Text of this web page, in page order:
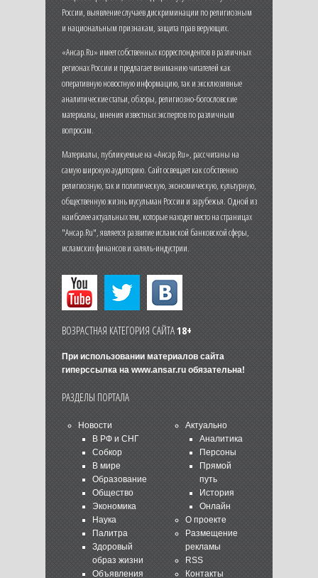
России, выявление случаев дискриминации по религиозным
и национальным признакам, защита прав верующих.
«Ансар.Ru» имеет собственных корреспондентов в различных
регионах России и предлагает вниманию читателей как
оперативную новостную информацию, так и эксклюзивные
аналитические статьи, обзоры, религиозно-богословские
материалы, мнения известных экспертов по различным
вопросам.
Материалы, публикуемые на «Ансар.Ru», рассчитаны на
самую широкую аудиторию. Сайт освещает как собственно
религиозную, так и политическую, экономическую, культурную,
общественную жизнь мусульман России и зарубежья. Одной из
наиболее актуальных тем, которые находят место на страницах
"Ансар.Ru", является развитие исламской банковской сферы,
исламских финансов и халяль-индустрии.
ВОЗРАСТНАЯ КАТЕГОРИЯ САЙТА18+
При использовании материалов сайта
гиперссылка на www.ansar.ruобязательна!
РАЗДЕЛЫ ПОРТАЛА
Новости
В РФ и СНГ
Собкор
В мире
Образование
Общество
Экономика
Наука
Палитра
Здоровый
образ жизни
Объявления
Актуально
Аналитика
Персоны
Прямой
путь
История
Онлайн
О проекте
Размещение
рекламы
RSS
Контакты